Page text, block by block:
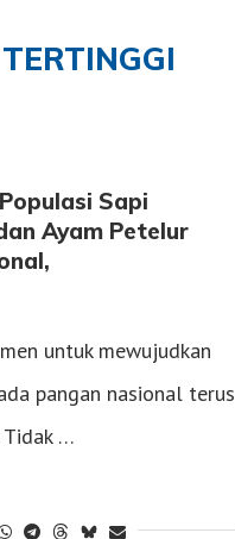
Sapi
Ayam Petelur
untuk mewujudkan
pangan nasional terus
Tidak …